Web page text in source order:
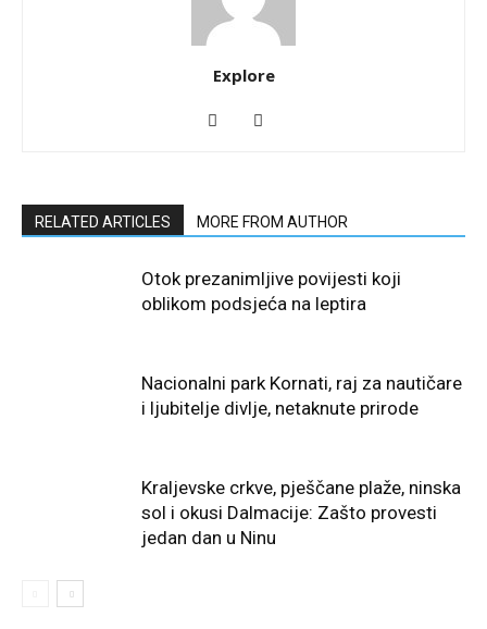
Explore
RELATED ARTICLES MORE FROM AUTHOR
Otok prezanimljive povijesti koji
oblikom podsjeća na leptira
Nacionalni park Kornati, raj za nautičare
i ljubitelje divlje, netaknute prirode
Kraljevske crkve, pješčane plaže, ninska
sol i okusi Dalmacije: Zašto provesti
jedan dan u Ninu